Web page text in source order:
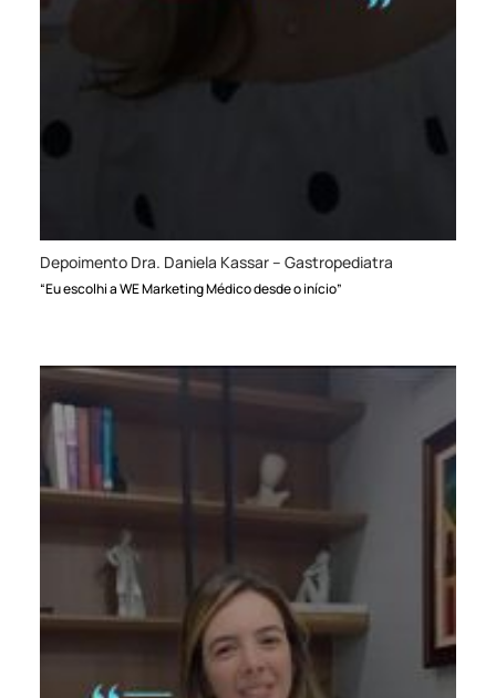
Depoimento Dra. Daniela Kassar – Gastropediatra
“Eu escolhi a WE Marketing Médico desde o início”